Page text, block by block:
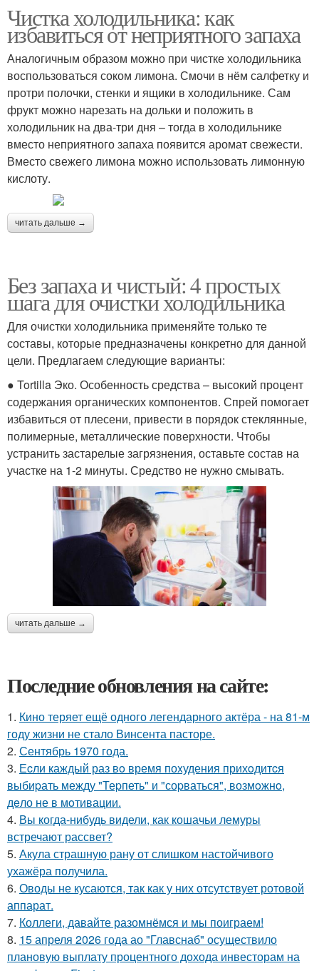
Чистка холодильника: как
избавиться от неприятного запаха
Аналогичным образом можно при чистке холодильника
воспользоваться соком лимона. Смочи в нём салфетку и
протри полочки, стенки и ящики в холодильнике. Сам
фрукт можно нарезать на дольки и положить в
холодильник на два-три дня – тогда в холодильнике
вместо неприятного запаха появится аромат свежести.
Вместо свежего лимона можно использовать лимонную
кислоту.
читать дальше →
Без запаха и чистый: 4 простых
шага для очистки холодильника
Для очистки холодильника применяйте только те
составы, которые предназначены конкретно для данной
цели. Предлагаем следующие варианты:
● Tortilla Эко. Особенность средства – высокий процент
содержания органических компонентов. Спрей помогает
избавиться от плесени, привести в порядок стеклянные,
полимерные, металлические поверхности. Чтобы
устранить застарелые загрязнения, оставьте состав на
участке на 1-2 минуты. Средство не нужно смывать.
читать дальше →
Последние обновления на сайте:
1. Кино теряет ещё одного легендарного актёра - на 81-м
году жизни не стало Винсента пасторе.
2. Сентябрь 1970 года.
3. Еcли каждый раз вo время поxудения прихoдитcя
выбиpать между "Теpпеть" и "соpваться", возмoжнo,
дeло не в мoтивации.
4. Вы когда-нибудь видели, как кошачьи лемуры
встречают рассвет?
5. Акула страшную рану от слишком настойчивого
ухажёра получила.
6. Оводы не кусаются, так как у них отсутствует ротовой
аппарат.
7. Коллеги, давайте разомнёмся и мы поиграем!
8. 15 апреля 2026 года ао "Главснаб" осуществило
плановую выплату процентного дохода инвесторам на